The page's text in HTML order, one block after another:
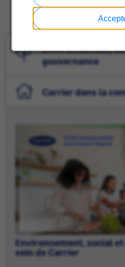
Environnement,
gouvernance
Carrier dans la
Environnement, social
sein de Carrier